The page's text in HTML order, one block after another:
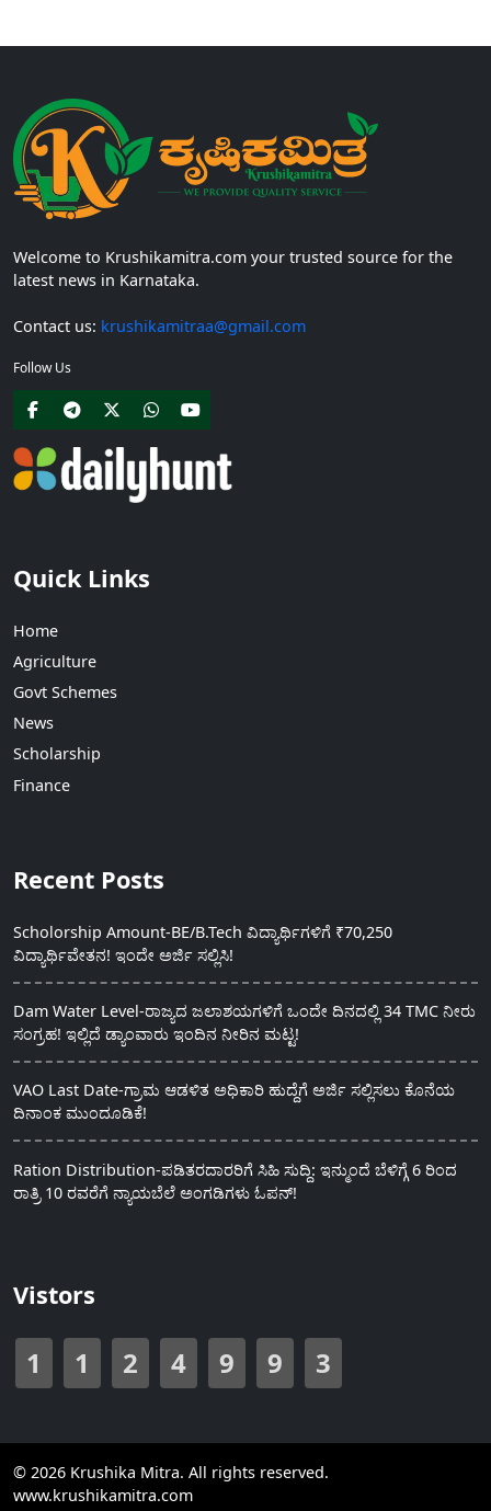
Welcome to Krushikamitra.com your trusted source for the
latest news in Karnataka.
Contact us: krushikamitraa@gmail.com
Follow Us
Quick Links
Home
Agriculture
Govt Schemes
News
Scholarship
Finance
Recent Posts
Scholorship Amount-BE/B.Tech ವಿದ್ಯಾರ್ಥಿಗಳಿಗೆ ₹70,250
ವಿದ್ಯಾರ್ಥಿವೇತನ! ಇಂದೇ ಅರ್ಜಿ ಸಲ್ಲಿಸಿ!
Dam Water Level-ರಾಜ್ಯದ ಜಲಾಶಯಗಳಿಗೆ ಒಂದೇ ದಿನದಲ್ಲಿ 34 TMC ನೀರು
ಸಂಗ್ರಹ! ಇಲ್ಲಿದೆ ಡ್ಯಾಂವಾರು ಇಂದಿನ ನೀರಿನ ಮಟ್ಟ!
VAO Last Date-ಗ್ರಾಮ ಆಡಳಿತ ಅಧಿಕಾರಿ ಹುದ್ದೆಗೆ ಅರ್ಜಿ ಸಲ್ಲಿಸಲು ಕೊನೆಯ
ದಿನಾಂಕ ಮುಂದೂಡಿಕೆ!
Ration Distribution-ಪಡಿತರದಾರರಿಗೆ ಸಿಹಿ ಸುದ್ದಿ: ಇನ್ಮುಂದೆ ಬೆಳಿಗ್ಗೆ 6 ರಿಂದ
ರಾತ್ರಿ 10 ರವರೆಗೆ ನ್ಯಾಯಬೆಲೆ ಅಂಗಡಿಗಳು ಓಪನ್!
Vistors
1 1 2 4 9 9 3
© 2026 Krushika Mitra. All rights reserved.
www.krushikamitra.com